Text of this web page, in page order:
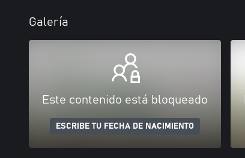
Galería
Este contenido está bloqueado
ESCRIBE TU FECHA DE NACIMIENTO